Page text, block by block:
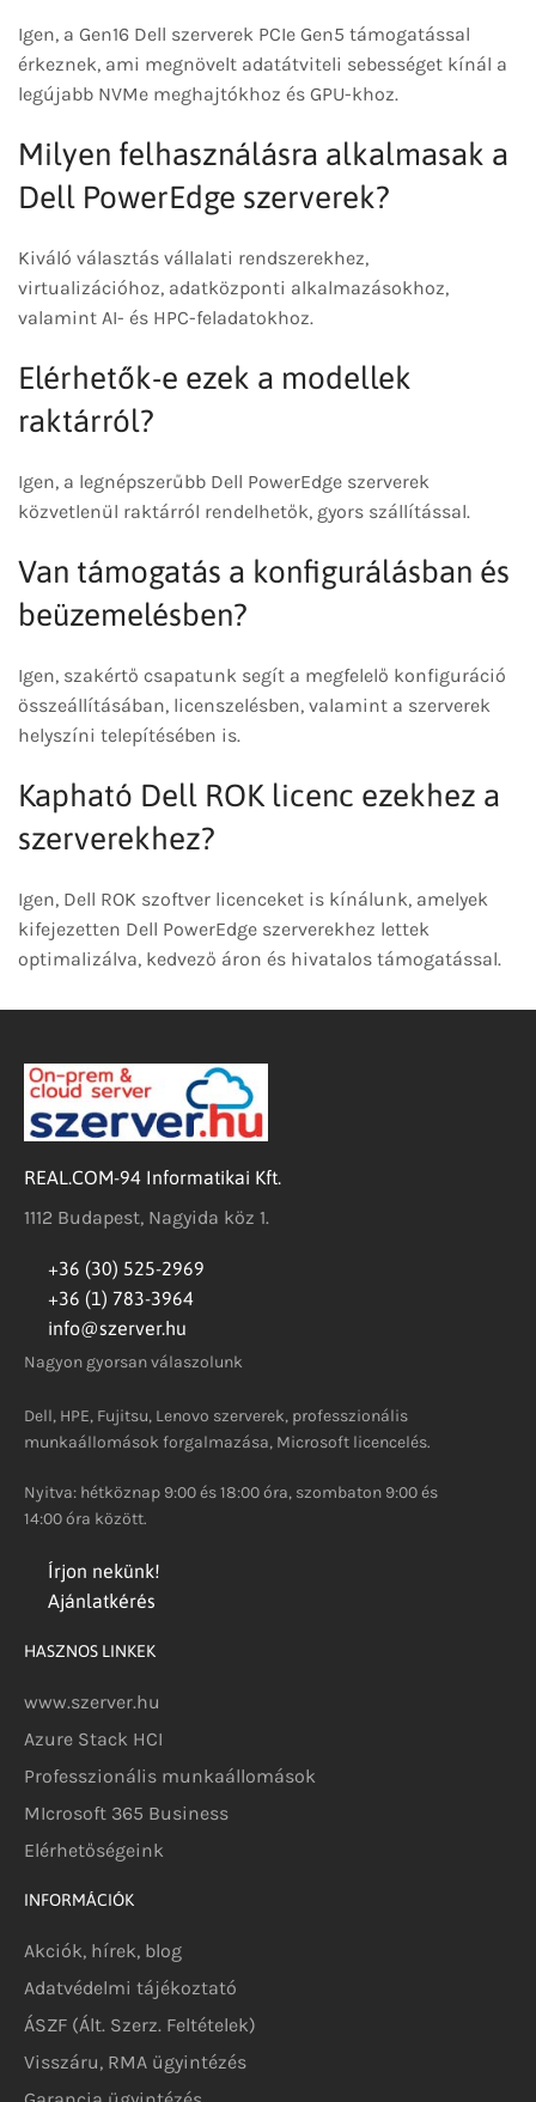
Igen, a Gen16 Dell szerverek PCIe Gen5 támogatással
érkeznek, ami megnövelt adatátviteli sebességet kínál a
legújabb NVMe meghajtókhoz és GPU-khoz.
Milyen felhasználásra alkalmasak a
Dell PowerEdge szerverek?
Kiváló választás vállalati rendszerekhez,
virtualizációhoz, adatközponti alkalmazásokhoz,
valamint AI- és HPC-feladatokhoz.
Elérhetők-e ezek a modellek
raktárról?
Igen, a legnépszerűbb Dell PowerEdge szerverek
közvetlenül raktárról rendelhetők, gyors szállítással.
Van támogatás a konfigurálásban és
beüzemelésben?
Igen, szakértő csapatunk segít a megfelelő konfiguráció
összeállításában, licenszelésben, valamint a szerverek
helyszíni telepítésében is.
Kapható Dell ROK licenc ezekhez a
szerverekhez?
Igen, Dell ROK szoftver licenceket is kínálunk, amelyek
kifejezetten Dell PowerEdge szerverekhez lettek
optimalizálva, kedvező áron és hivatalos támogatással.
REAL.COM-94 Informatikai Kft.
1112 Budapest, Nagyida köz 1.
+36 (30) 525-2969
+36 (1) 783-3964
info@szerver.hu
Nagyon gyorsan válaszolunk
Dell, HPE, Fujitsu, Lenovo szerverek, professzionális
munkaállomások forgalmazása, Microsoft licencelés.
Nyitva: hétköznap 9:00 és 18:00 óra, szombaton 9:00 és
14:00 óra között.
Írjon nekünk!
Ajánlatkérés
HASZNOS LINKEK
www.szerver.hu
Azure Stack HCI
Professzionális munkaállomások
MIcrosoft 365 Business
Elérhetőségeink
INFORMÁCIÓK
Akciók, hírek, blog
Adatvédelmi tájékoztató
ÁSZF (Ált. Szerz. Feltételek)
Visszáru, RMA ügyintézés